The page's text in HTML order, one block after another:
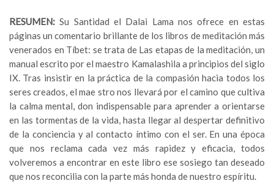
RESUMEN: Su Santidad el Dalai Lama nos ofrece en estas
páginas un comentario brillante de los libros de meditación más
venerados en Tíbet: se trata de Las etapas de la meditación, un
manual escrito por el maestro Kamalashila a principios del siglo
IX. Tras insistir en la práctica de la compasión hacia todos los
seres creados, el mae stro nos llevará por el camino que cultiva
la calma mental, don indispensable para aprender a orientarse
en las tormentas de la vida, hasta llegar al despertar definitivo
de la conciencia y al contacto íntimo con el ser. En una época
que nos reclama cada vez más rapidez y eficacia, todos
volveremos a encontrar en este libro ese sosiego tan deseado
que nos reconcilia con la parte más honda de nuestro espíritu.